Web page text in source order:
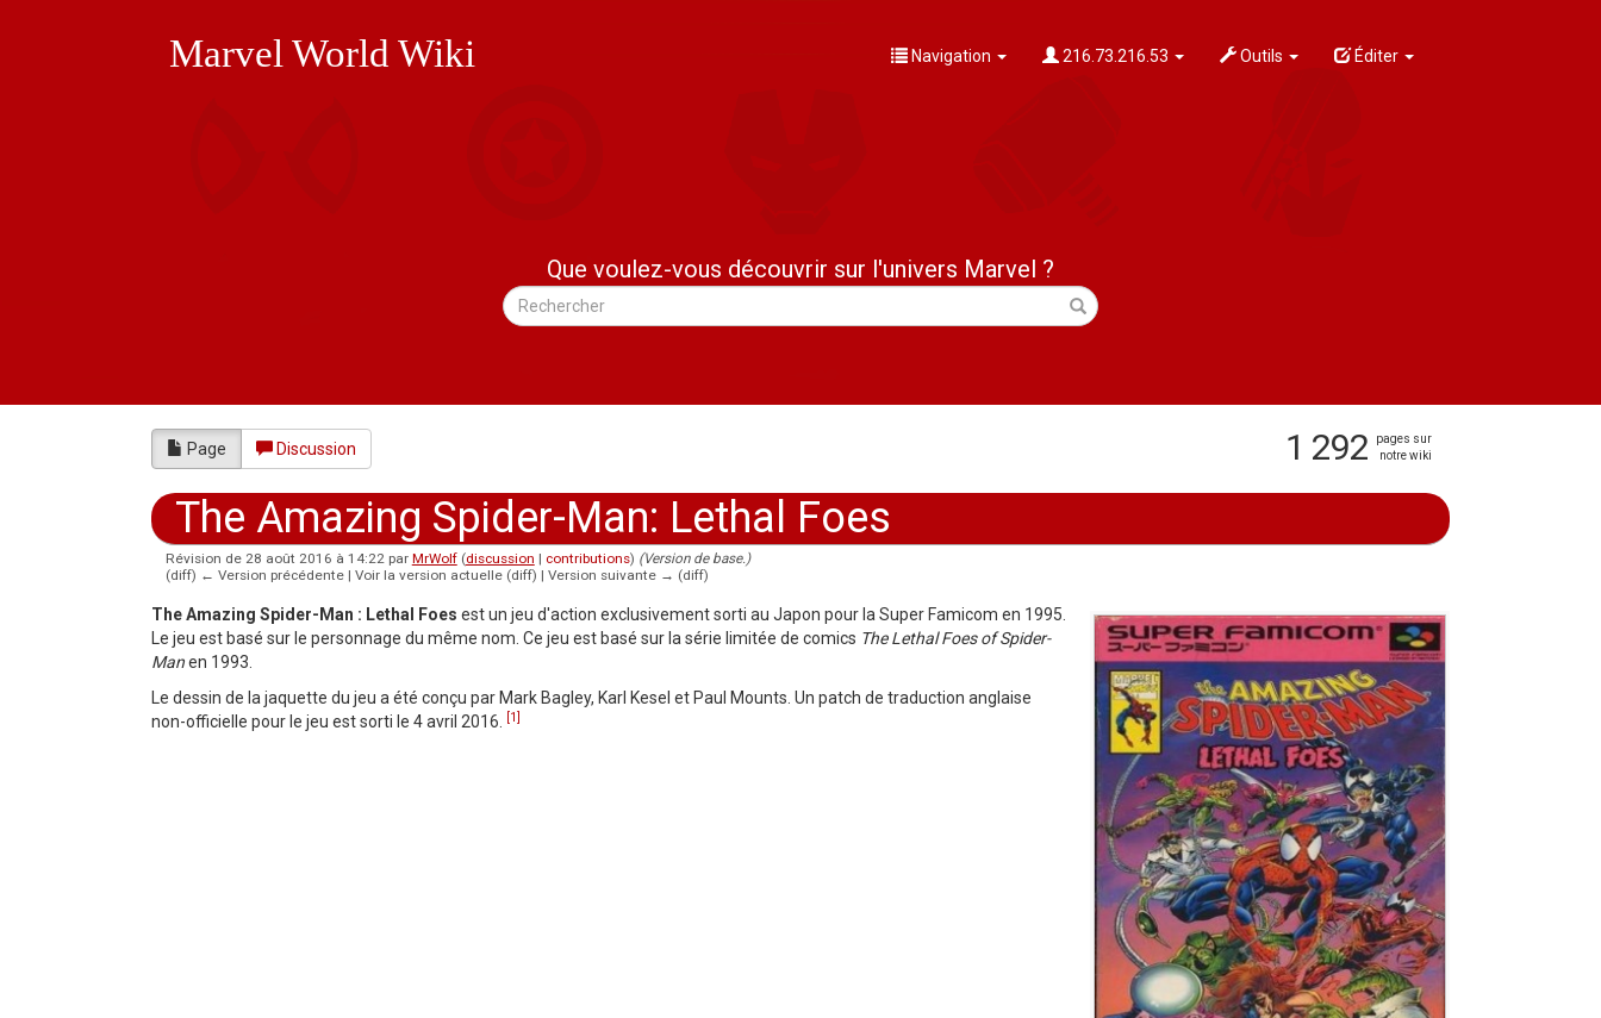
Marvel World Wiki Navigation 216.73.216.53 Outils Éditer
Que voulez-vous découvrir sur l'univers Marvel ?
Page Discussion 1 292
pages sur
notre wiki
The Amazing Spider-Man: Lethal Foes
Révision de 28 août 2016 à 14:22 par MrWolf (discussion | contributions) (Version de base.)
(diff) ← Version précédente | Voir la version actuelle (diff) | Version suivante → (diff)
The Amazing Spider-Man : Lethal Foes est un jeu d'action exclusivement sorti au Japon pour la Super Famicom en 1995.
Le jeu est basé sur le personnage du même nom. Ce jeu est basé sur la série limitée de comics The Lethal Foes of Spider-
Manen 1993.
Le dessin de la jaquette du jeu a été conçu par Mark Bagley, Karl Kesel et Paul Mounts. Un patch de traduction anglaise
non-officielle pour le jeu est sorti le 4 avril 2016.
[1]